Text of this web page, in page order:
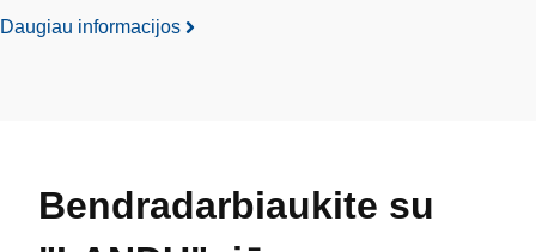
Daugiau informacijos
Bendradarbiaukite su